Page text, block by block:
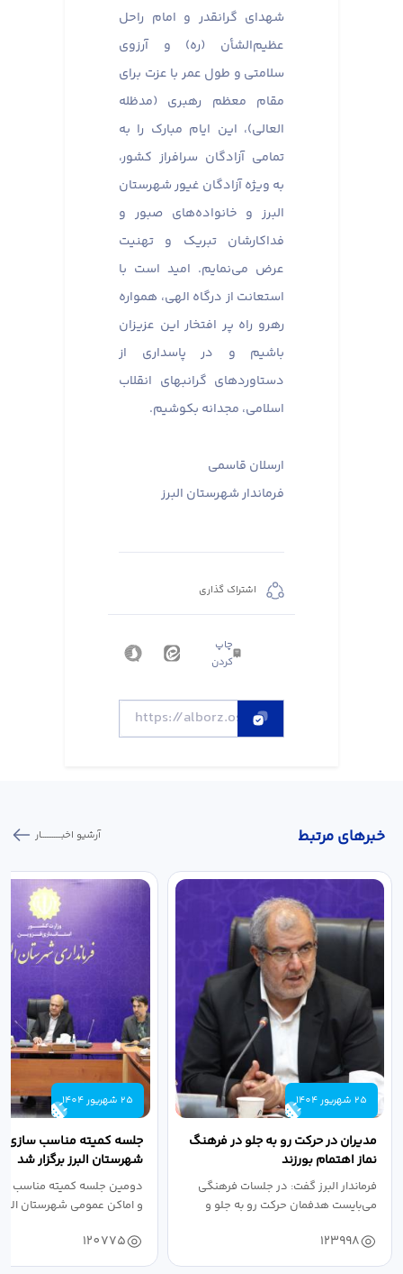
شهدای گرانقدر و امام راحل
عظیم‌الشأن (ره) و آرزوی
سلامتی و طول عمر با عزت برای
مقام معظم رهبری (مدظله
العالی)، این ایام مبارک را به
تمامی آزادگان سرافراز کشور،
به ویژه آزادگان غیور شهرستان
البرز و خانواده‌های صبور و
فداکارشان تبریک و تهنیت
عرض می‌نمایم. امید است با
استعانت از درگاه الهی، همواره
رهرو راه پر افتخار این عزیزان
باشیم و در پاسداری از
دستاوردهای گرانبهای انقلاب
اسلامی، مجدانه بکوشیم.
ارسلان قاسمی
فرماندار شهرستان البرز
اشتراک گذاری
چاپ
کردن
خبر‌های مرتبط آرشیو اخبـــــــــــار
25 شهریور 1404
مدیران در حرکت رو به جلو در فرهنگ
نماز اهتمام بورزند
فرماندار البرز گفت: در جلسات فرهنگی
می‌بایست هدفمان حرکت رو به جلو و
123998
25 شهریور 1404
جلسه کمیته مناسب سازی
شهرستان البرز برگزار شد
دومین جلسه کمیته مناسب
و اماکن عمومی شهرستان
120775